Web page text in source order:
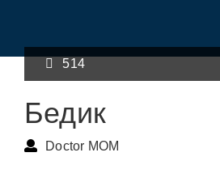
514
Бедик
Doctor MOM